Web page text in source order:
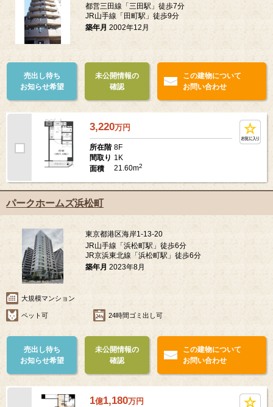
都営三田線「三田駅」徒歩7分
JR山手線「田町駅」徒歩9分
築年月 2002年12月
売出し待ち
お知らせ希望
未公開情報の
確認
この建物について
お問い合わせ
3,220万円
所在階 8F
間取り 1K
面積
21.60m2
パークホームズ浜松町
東京都港区海岸1-13-20
JR山手線「浜松町駅」徒歩6分
JR京浜東北線「浜松町駅」徒歩6分
築年月 2023年8月
大規模マンション
ペット可 24時間ゴミ出し可
売出し待ち
お知らせ希望
未公開情報の
確認
この建物について
お問い合わせ
1億1,180万円